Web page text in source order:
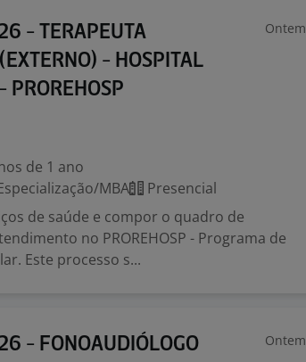
- TERAPEUTA
- HOSPITAL
PROREHOSP
Ontem
de 1 ano
MBA
Presencial
de saúde e compor o quadro de
no PROREHOSP - Programa de
Este processo s...
- FONOAUDIÓLOGO
Ontem